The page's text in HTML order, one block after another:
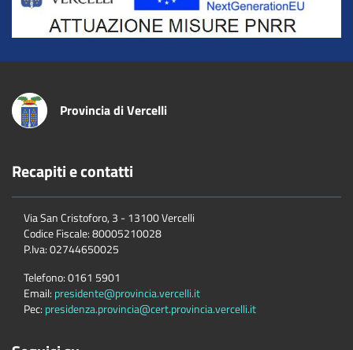
Provincia di Vercelli
Recapiti e contatti
Via San Cristoforo, 3 - 13100 Vercelli
Codice Fiscale:80005210028
P.Iva:02744650025
Telefono:0161 5901
Email: presidente@provincia.vercelli.it
Pec: presidenza.provincia@cert.provincia.vercelli.it